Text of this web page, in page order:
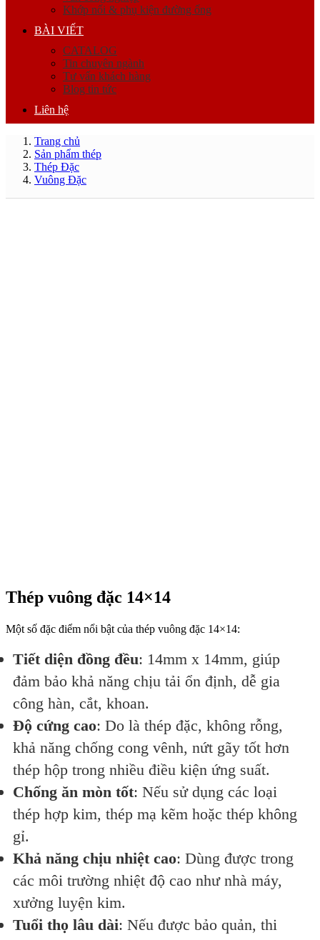
Khớp nối & phụ kiện đường ống
BÀI VIẾT
CATALOG
Tin chuyên ngành
Tư vấn khách hàng
Blog tin tức
Liên hệ
Trang chủ
Sản phẩm thép
Thép Đặc
Vuông Đặc
Thép vuông đặc 14×14
Một số đặc điểm nổi bật của thép vuông đặc 14×14:
Tiết diện đồng đều: 14mm x 14mm, giúp
đảm bảo khả năng chịu tải ổn định, dễ gia
công hàn, cắt, khoan.
Độ cứng cao: Do là thép đặc, không rỗng,
khả năng chống cong vênh, nứt gãy tốt hơn
thép hộp trong nhiều điều kiện ứng suất.
Chống ăn mòn tốt: Nếu sử dụng các loại
thép hợp kim, thép mạ kẽm hoặc thép không
gỉ.
Khả năng chịu nhiệt cao: Dùng được trong
các môi trường nhiệt độ cao như nhà máy,
xưởng luyện kim.
Tuổi thọ lâu dài: Nếu được bảo quản, thi